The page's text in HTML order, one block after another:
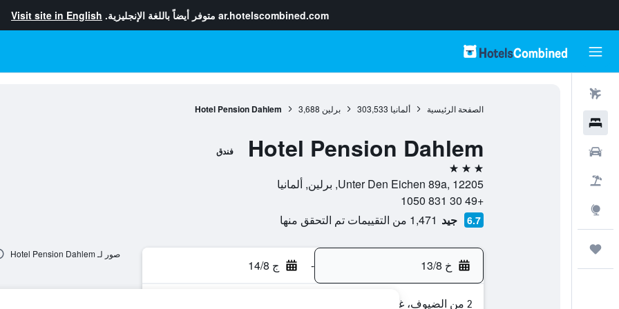
ar.hotelscombined.com متوفر أيضاً باللغة الإنجليزية. Visit site in English
الصفحة الرئيسية ألمانيا 303,533 برلين 3,688
Hotel Pension Dahlem
Hotel Pension Dahlem فندق
3 نجوم
Unter Den Eichen 89a, 12205, برلين, ألمانيا
+49 30 831 1050
6.7 جيد 1,471 من التقييمات تم التحقق منها
خ 13/8 - ج 14/8
2 من الضيوف، غرفة واحدة
صور لـ Hotel Pension Dahlem